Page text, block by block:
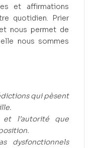
et affirmations
quotidien. Prier
nous permet de
nous sommes
qui pèsent
l’autorité que
dysfonctionnels